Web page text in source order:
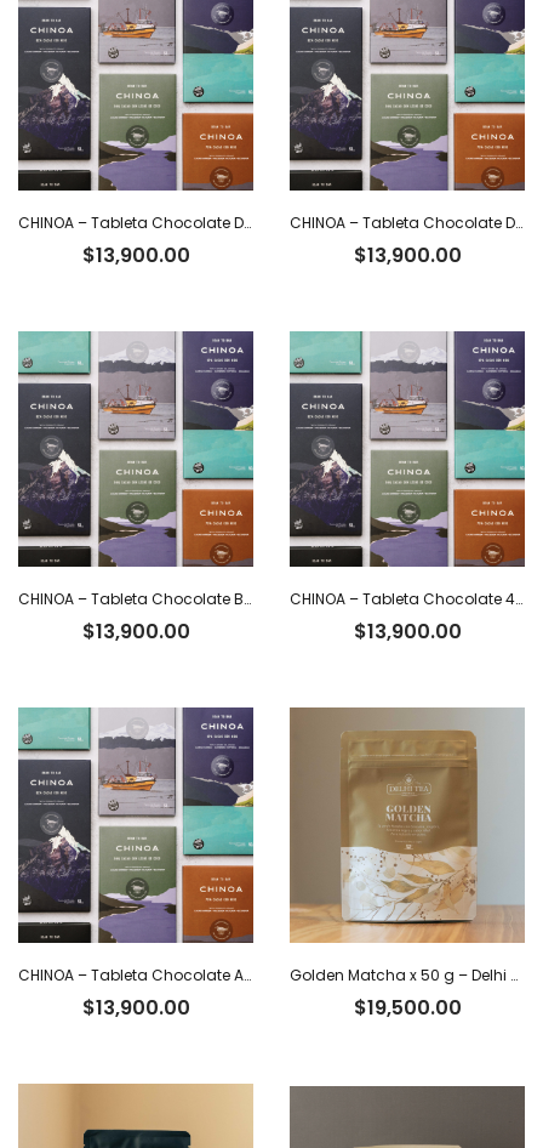
CHINOA – Tableta Chocolate Dark 72% Cacao Intenso Ecuatoriano x 50 g
$13,900.00
CHINOA – Tableta Chocolate Dark 70% Cacao Ecuatoriano con Nibs x 50 g
$13,900.00
CHINOA – Tableta Chocolate Blanco 36% Cacao Ecuatoriano x 50 g
$13,900.00
CHINOA – Tableta Chocolate 40% con leche y café x 50 g
$13,900.00
CHINOA – Tableta Chocolate Amargo 100% Cacao x 50 g
$13,900.00
Golden Matcha x 50 g – Delhi Tea
$19,500.00